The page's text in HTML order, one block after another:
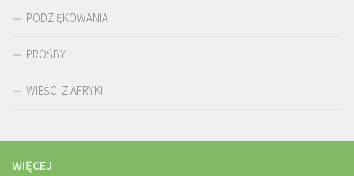
PODZIĘKOWANIA
PROŚBY
WIEŚCI Z AFRYKI
WIĘCEJ